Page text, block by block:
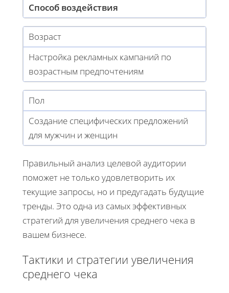
Способ воздействия
Возраст
Настройка рекламных кампаний по
возрастным предпочтениям
Пол
Создание специфических предложений
для мужчин и женщин
Правильный анализ целевой аудитории
поможет не только удовлетворить их
текущие запросы, но и предугадать будущие
тренды. Это одна из самых эффективных
стратегий для увеличения среднего чека в
вашем бизнесе.
Тактики и стратегии увеличения
среднего чека